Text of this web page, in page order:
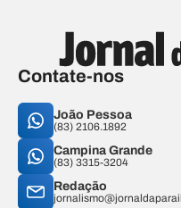
Contate-nos
João Pessoa
(83) 2106.1892
Campina Grande
(83) 3315-3204
Redação